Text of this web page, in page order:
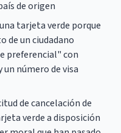
de origen
tarjeta verde porque
de un ciudadano
preferencial" con
número de visa
de cancelación de
verde a disposición